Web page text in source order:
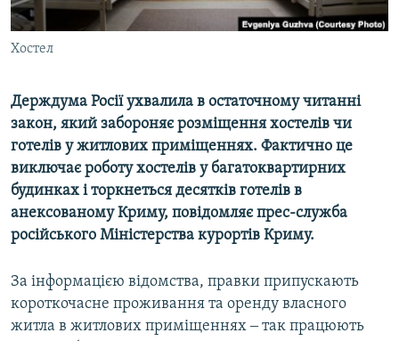
ІНФОГРАФІКА
ДОЛУЧАЙСЯ!
Усі сайти RFE/RL
Хостел
Держдума Росії ухвалила в остаточному читанні
закон, який забороняє розміщення хостелів чи
готелів у житлових приміщеннях. Фактично це
виключає роботу хостелів у багатоквартирних
будинках і торкнеться десятків готелів в
анексованому Криму, повідомляє прес-служба
російського Міністерства курортів Криму.
За інформацією відомства, правки припускають
короткочасне проживання та оренду власного
житла в житлових приміщеннях ‒ так працюють